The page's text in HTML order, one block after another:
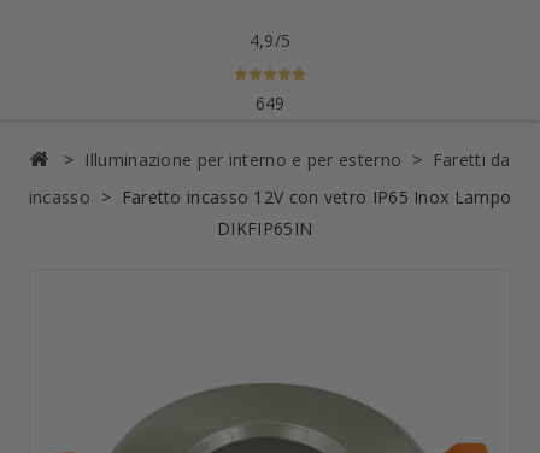
4,9/5
649
Illuminazione per interno e per esterno
Faretti da
incasso
Faretto incasso 12V con vetro IP65 Inox Lampo
DIKFIP65IN